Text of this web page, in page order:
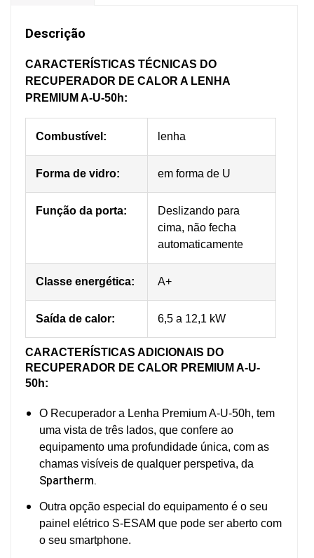
Descrição
CARACTERÍSTICAS TÉCNICAS DO
RECUPERADOR DE CALOR A LENHA
PREMIUM A-U-50h:
Combustível: lenha
Forma de vidro: em forma de U
Função da porta:
Deslizando para
cima, não fecha
automaticamente
Classe energética: A+
Saída de calor: 6,5 a 12,1 kW
CARACTERÍSTICAS ADICIONAIS DO
RECUPERADOR DE CALOR PREMIUM A-U-
50h:
O Recuperador a Lenha Premium A-U-50h, tem
uma vista de três lados, que confere ao
equipamento uma profundidade única, com as
chamas visíveis de qualquer perspetiva, da
Spartherm.
Outra opção especial do equipamento é o seu
painel elétrico S-ESAM que pode ser aberto com
o seu smartphone.